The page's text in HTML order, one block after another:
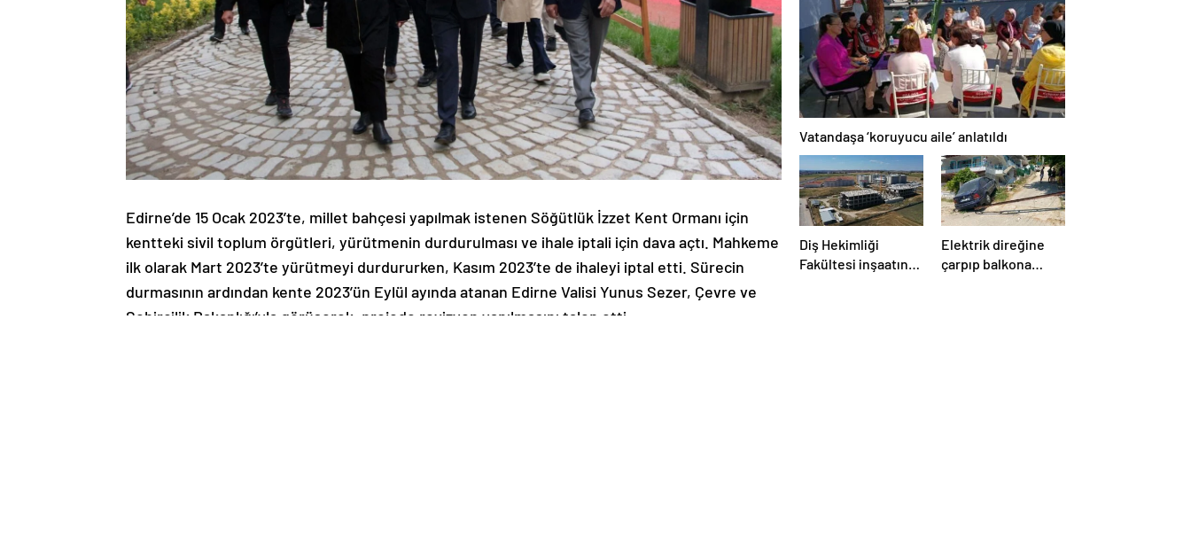
Edirne’de 15 Ocak 2023’te, millet bahçesi yapılmak istenen Söğütlük İzzet Kent Ormanı için
kentteki sivil toplum örgütleri, yürütmenin durdurulması ve ihale iptali için dava açtı. Mahkeme
ilk olarak Mart 2023’te yürütmeyi durdururken, Kasım 2023’te de ihaleyi iptal etti. Sürecin
durmasının ardından kente 2023’ün Eylül ayında atanan Edirne Valisi Yunus Sezer, Çevre ve
Şehircilik Bakanlığı’yla görüşerek, projede revizyon yapılmasını talep etti.
Vatandaşa ‘koruyucu aile’ anlatıldı
Diş Hekimliği
Fakültesi inşaatında
Elektrik direğine
çarpıp balkona